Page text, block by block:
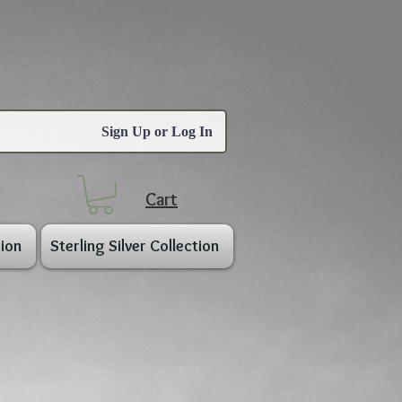
Sign Up or Log In
Cart
Sterling Silver Collection